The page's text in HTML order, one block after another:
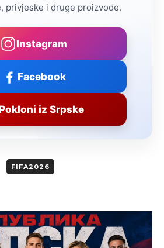
privjeske i druge proizvode.
Instagram
Facebook
Pokloni iz Srpske
FIFA2026